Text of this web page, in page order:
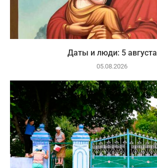
Даты и люди: 5 августа
05.08.2026